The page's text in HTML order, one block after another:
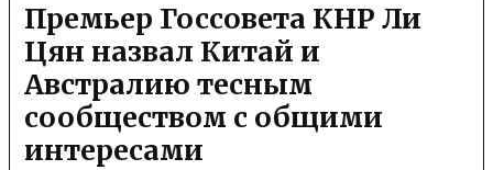
Премьер Госсовета КНР Ли
Цян назвал Китай и
Австралию тесным
сообществом с общими
интересами